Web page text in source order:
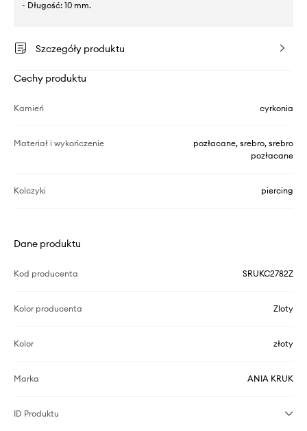
- Długość: 10 mm.
Szczegóły produktu
Cechy produktu
Kamień cyrkonia
Materiał i wykończenie
pozłacane, srebro, srebro
pozłacane
Kolczyki piercing
Dane produktu
Kod producenta SRUKC2782Z
Kolor producenta Zloty
Kolor złoty
Marka ANIA KRUK
ID Produktu